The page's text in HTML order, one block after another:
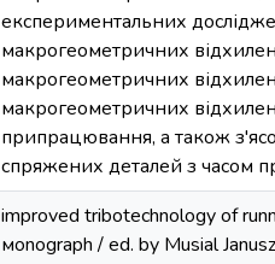
експериментальних
макрогеометричних
макрогеометричних
макрогеометричних
припрацювання, а також
спряжених деталей з часом
improved tribotechnology of
мonograph / ed. by Musial